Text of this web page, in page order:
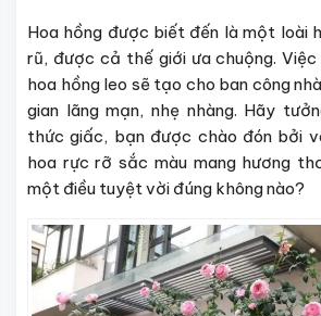
Hoa hồng được biết đến là một loài
rũ, được cả thế giới ưa chuộng.
hoa hồng leo sẽ tạo cho ban công
gian lãng mạn, nhẹ nhàng. Hãy
thức giấc, bạn được chào đón bởi
hoa rực rỡ sắc màu mang hương
một điều tuyệt vời đúng không nào?